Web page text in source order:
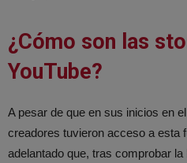
¿Cómo son las
YouTube?
A pesar de que en sus inicios en
creadores tuvieron acceso a esta
adelantado que, tras comprobar